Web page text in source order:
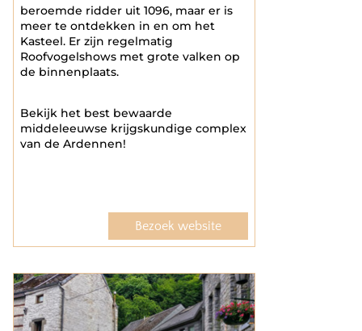
beroemde ridder uit 1096, maar er is
meer te ontdekken in en om het
Kasteel. Er zijn regelmatig
Roofvogelshows met grote valken op
de binnenplaats.
Bekijk het best bewaarde
middeleeuwse krijgskundige complex
van de Ardennen!
Bezoek website